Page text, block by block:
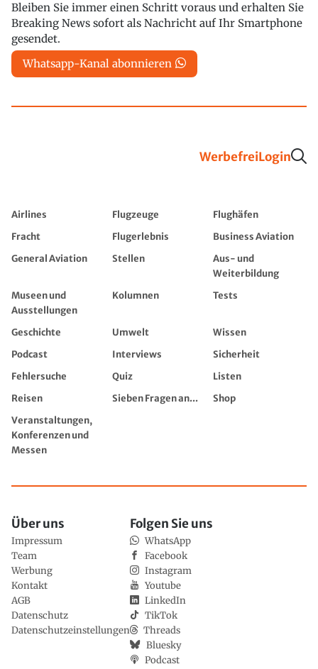
Bleiben Sie immer einen Schritt voraus und erhalten Sie
Breaking News sofort als Nachricht auf Ihr Smartphone
gesendet.
Whatsapp-Kanal abonnieren
WerbefreiLogin
Airlines Flugzeuge
Flughäfen
Fracht
Flugerlebnis
Business Aviation
General Aviation
Stellen
Aus- und
Weiterbildung
Museen und
Ausstellungen
Kolumnen Tests
Geschichte Umwelt
Wissen
Podcast
Interviews
Sicherheit
Fehlersuche
Quiz
Listen
Reisen
Sieben Fragen an...
Shop
Veranstaltungen,
Konferenzen und
Messen
Über uns
Impressum
Team
Werbung
Kontakt
AGB
Datenschutz
Datenschutzeinstellungen
Folgen Sie uns
WhatsApp
Facebook
Instagram
Youtube
LinkedIn
TikTok
Threads
Bluesky
Podcast